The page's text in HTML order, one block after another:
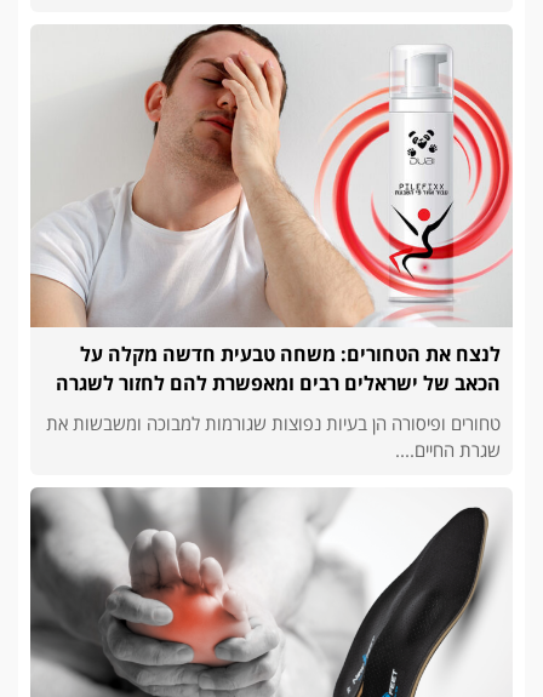
לנצח את הטחורים: משחה טבעית חדשה מקלה על
הכאב של ישראלים רבים ומאפשרת להם לחזור לשגרה
טחורים ופיסורה הן בעיות נפוצות שגורמות למבוכה ומשבשות את
שגרת החיים....